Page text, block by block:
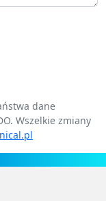
dane
Wszelkie zmiany